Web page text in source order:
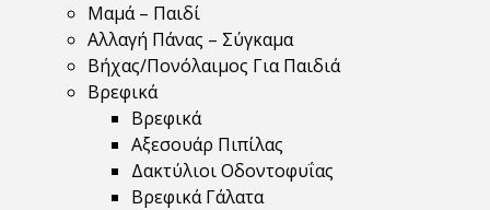
Μαμά – Παιδί
Αλλαγή Πάνας – Σύγκαμα
Βήχας/Πονόλαιμος Για Παιδιά
Βρεφικά
Βρεφικά
Αξεσουάρ Πιπίλας
Δακτύλιοι Οδοντοφυΐας
Βρεφικά Γάλατα